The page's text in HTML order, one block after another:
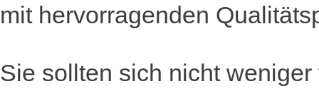
mit hervorragenden
Sie sollten sich nicht weniger